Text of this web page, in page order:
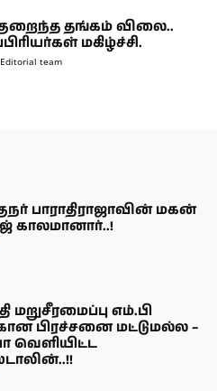
தங்கம் விலை..
மகிழ்ச்சி.
Editorial team
பாராதிராஜாவின் மகன்
காலமானார்..!
மறுசீரமைப்பு எம்.பி
பிரச்சனை மட்டுமல்ல –
வெளியிட்ட